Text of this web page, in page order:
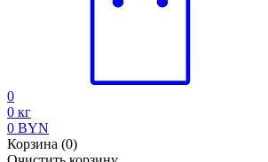
0
0 кг
0 BYN
Корзина (0)